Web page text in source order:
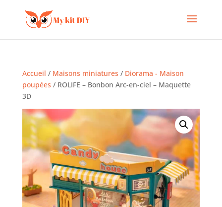
Accueil / Maisons miniatures / Diorama - Maison
poupées / ROLIFE – Bonbon Arc-en-ciel – Maquette
3D